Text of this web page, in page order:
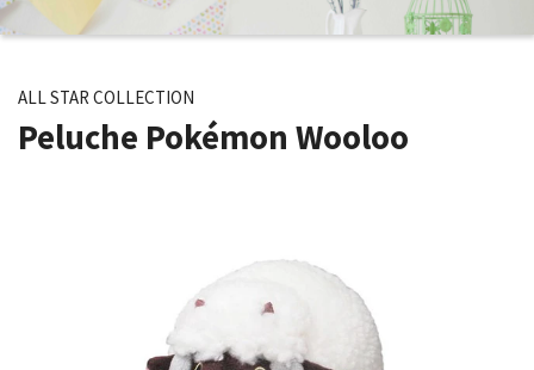
ALL STAR COLLECTION
Peluche Pokémon Wooloo